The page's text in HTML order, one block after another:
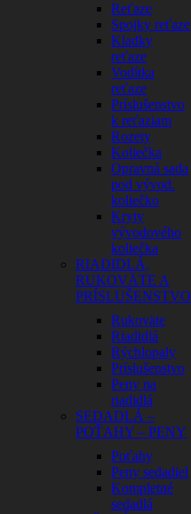
Reťaze
Spojky reťaze
Kladky
reťaze
Vodítka
reťaze
Príslušenstvo
k reťaziam
Rozety
Koliečka
Opravná sada
pod vývod.
koliečko
Kryty
vývodového
koliečka
RIADIDLÁ,
RUKOVÄTE A
PRÍSLUŠENSTVO
Rukoväte
Riadidlá
Rýchlopaly
Príslušenstvo
Peny na
riadidlá
SEDADLÁ –
POŤAHY – PENY
Poťahy
Peny sedadiel
Kompletné
sedadlá